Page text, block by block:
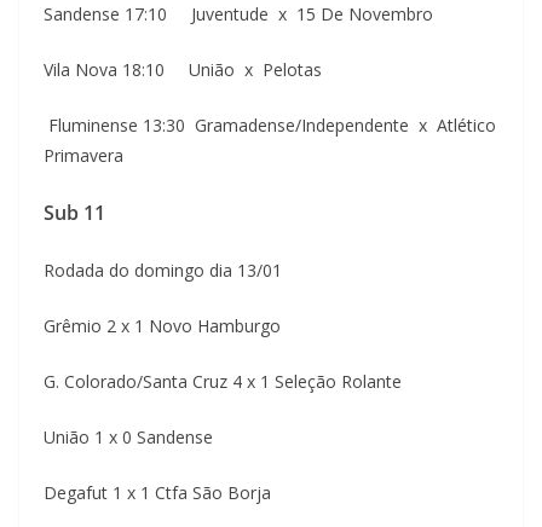
Sandense 17:10 Juventude x 15 De Novembro
Vila Nova 18:10 União x Pelotas
Fluminense 13:30 Gramadense/Independente x Atlético
Primavera
Sub 11
Rodada do domingo dia 13/01
Grêmio 2 x 1 Novo Hamburgo
G. Colorado/Santa Cruz 4 x 1 Seleção Rolante
União 1 x 0 Sandense
Degafut 1 x 1 Ctfa São Borja